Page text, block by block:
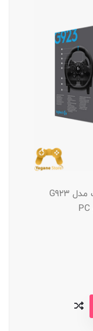
قیمت و خرید فرمان بازی لاجیتک مدل G923